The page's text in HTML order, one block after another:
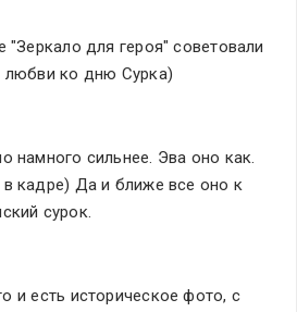
для героя" советовали
любви ко дню Сурка)
намного сильнее. Эва оно как.
кадре) Да и ближе все оно к
сурок.
и есть историческое фото, с